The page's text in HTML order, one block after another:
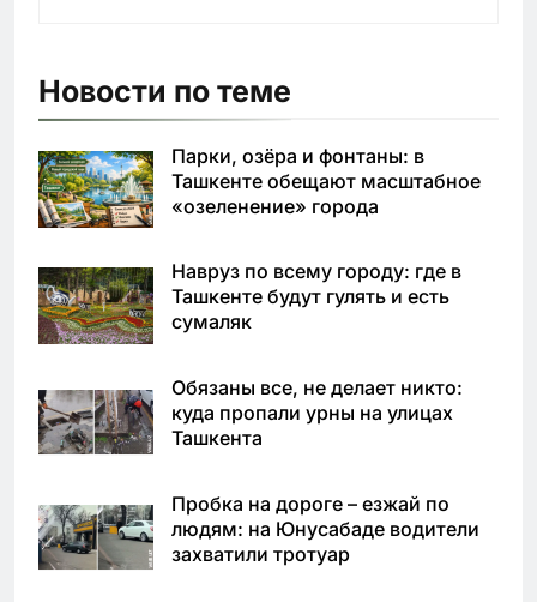
Новости по теме
Парки, озёра и фонтаны: в
Ташкенте обещают масштабное
«озеленение» города
Навруз по всему городу: где в
Ташкенте будут гулять и есть
сумаляк
Обязаны все, не делает никто:
куда пропали урны на улицах
Ташкента
Пробка на дороге – езжай по
людям: на Юнусабаде водители
захватили тротуар